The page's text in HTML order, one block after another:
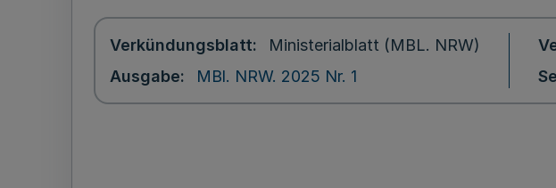
Verkündungsblatt
Ministerialblatt (MBL. NRW)
Ausgabe
MBl. NRW. 2025 Nr. 1